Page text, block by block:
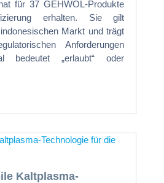
für 37 GEHWOL-Produkte
erhalten. Sie gilt
Markt und trägt
Anforderungen
bedeutet „erlaubt“ oder
Kaltplasma-